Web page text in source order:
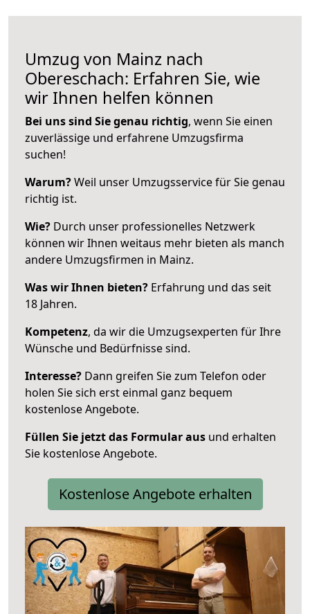
Umzug von Mainz nach
Obereschach: Erfahren Sie, wie
wir Ihnen helfen können
Bei uns sind Sie genau richtig, wenn Sie einen
zuverlässige und erfahrene Umzugsfirma
suchen!
Warum?Weil unser Umzugsservice für Sie genau
richtig ist.
Wie? Durch unser professionelles Netzwerk
können wir Ihnen weitaus mehr bieten als manch
andere Umzugsfirmen in Mainz.
Was wir Ihnen bieten? Erfahrung und das seit
18 Jahren.
Kompetenz, da wir die Umzugsexperten für Ihre
Wünsche und Bedürfnisse sind.
Interesse? Dann greifen Sie zum Telefon oder
holen Sie sich erst einmal ganz bequem
kostenlose Angebote.
Füllen Sie jetzt das Formular aus und erhalten
Sie kostenlose Angebote.
Kostenlose Angebote erhalten